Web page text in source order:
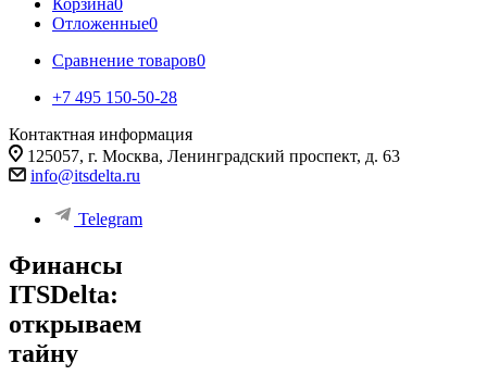
Корзина0
Отложенные0
Сравнение товаров0
+7 495 150-50-28
Контактная информация
125057, г. Москва, Ленинградский проспект, д. 63
info@itsdelta.ru
Telegram
Финансы
ITSDelta:
открываем
тайну